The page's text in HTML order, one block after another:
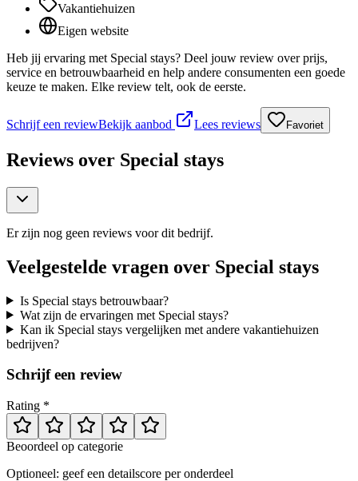
Vakantiehuizen
Eigen website
Heb jij ervaring met Special stays? Deel jouw review over prijs,
service en betrouwbaarheid en help andere consumenten een goede
keuze te maken. Elke review telt, ook de eerste.
Schrijf een reviewBekijk aanbod Lees reviews Favoriet
Reviews over Special stays
Er zijn nog geen reviews voor dit bedrijf.
Veelgestelde vragen over Special stays
Is Special stays betrouwbaar?
Wat zijn de ervaringen met Special stays?
Kan ik Special stays vergelijken met andere vakantiehuizen
bedrijven?
Schrijf een review
Rating *
Beoordeel op categorie
Optioneel: geef een detailscore per onderdeel